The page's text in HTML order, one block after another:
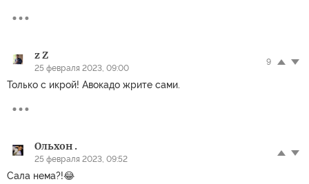
z Z
25 февраля 2023, 09:00
9
Только с икрой! Авокадо жрите сами.
Ольхон .
25 февраля 2023, 09:52
Сала нема?!😂